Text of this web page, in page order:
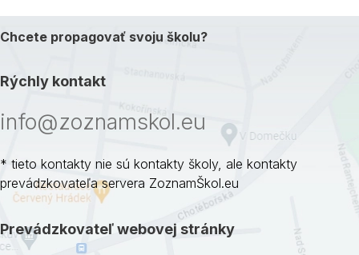
Chcete propagovať svoju školu?
Rýchly kontakt
info@zoznamskol.eu
* tieto kontakty nie sú kontakty školy, ale kontakty
prevádzkovateľa servera ZoznamŠkol.eu
Prevádzkovateľ webovej stránky